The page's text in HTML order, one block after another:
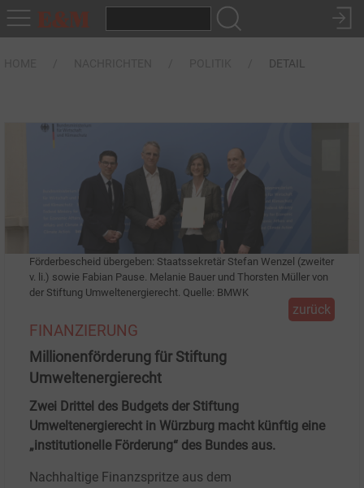
DETAIL
Förderbescheid übergeben: Staatssekretär Stefan Wenzel (zweiter
v. li.) sowie Fabian Pause. Melanie Bauer und Thorsten Müller von
der Stiftung Umweltenergierecht. Quelle: BMWK
zurück
FINANZIERUNG
Millionenförderung für Stiftung
Umweltenergierecht
Zwei Drittel des Budgets der Stiftung
Umweltenergierecht in Würzburg macht künftig eine
„institutionelle Förderung“ des Bundes aus.
Nachhaltige Finanzspritze aus dem